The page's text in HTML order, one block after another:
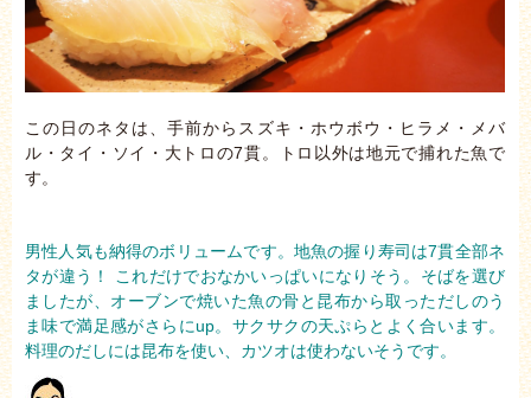
この日のネタは、手前からスズキ・ホウボウ・ヒラメ・メバ
ル・タイ・ソイ・大トロの7貫。トロ以外は地元で捕れた魚で
す。
男性人気も納得のボリュームです。地魚の握り寿司は7貫全部ネ
タが違う！ これだけでおなかいっぱいになりそう。そばを選び
ましたが、オーブンで焼いた魚の骨と昆布から取っただしのう
ま味で満足感がさらにup。サクサクの天ぷらとよく合います。
料理のだしには昆布を使い、カツオは使わないそうです。